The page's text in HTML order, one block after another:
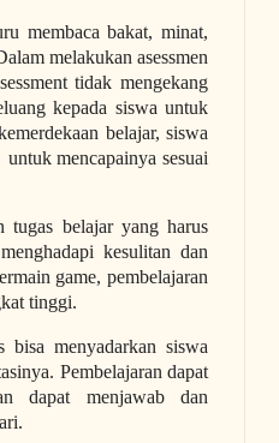
membaca bakat, minat,
melakukan asessmen
tidak mengekang
kepada siswa untuk
belajar, siswa
mencapainya sesuai
tugas belajar yang harus
kesulitan dan
game, pembelajaran
tinggi.
bisa menyadarkan siswa
Pembelajaran dapat
dapat menjawab dan